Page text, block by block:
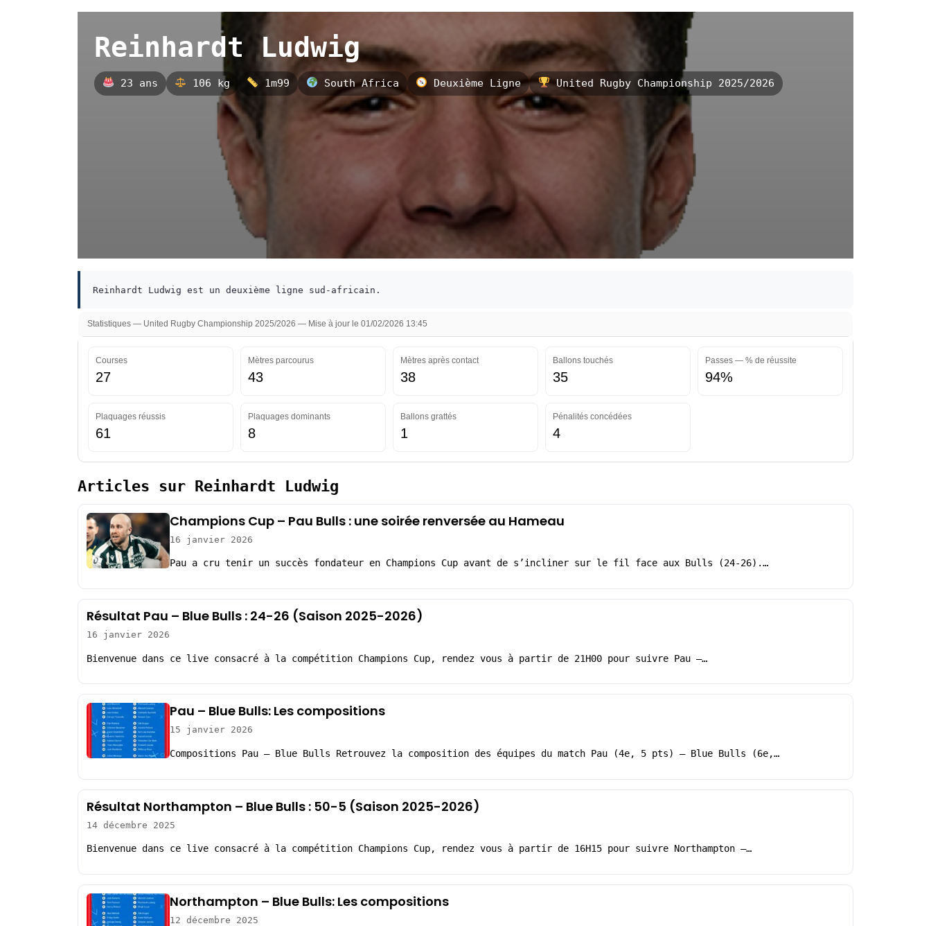
Reinhardt Ludwig
23 ans 106 kg 1m99 South Africa Deuxième Ligne United Rugby Championship 2025/2026
Reinhardt Ludwig est un deuxième ligne sud-africain.
Statistiques — United Rugby Championship 2025/2026 — Mise à jour le 01/02/2026 13:45
Courses
27
Mètres parcourus
43
Mètres après contact
38
Ballons touchés
35
Passes — % de réussite
94%
Plaquages réussis
61
Plaquages dominants
8
Ballons grattés
1
Pénalités concédées
4
Articles sur Reinhardt Ludwig
Champions Cup – Pau Bulls : une soirée renversée au Hameau
16 janvier 2026
Pau a cru tenir un succès fondateur en Champions Cup avant de s’incliner sur le fil face aux Bulls (24-26).…
Résultat Pau – Blue Bulls : 24-26 (Saison 2025-2026)
16 janvier 2026
Bienvenue dans ce live consacré à la compétition Champions Cup, rendez vous à partir de 21H00 pour suivre Pau –…
Pau – Blue Bulls: Les compositions
15 janvier 2026
Compositions Pau – Blue Bulls Retrouvez la composition des équipes du match Pau (4e, 5 pts) – Blue Bulls (6e,…
Résultat Northampton – Blue Bulls : 50-5 (Saison 2025-2026)
14 décembre 2025
Bienvenue dans ce live consacré à la compétition Champions Cup, rendez vous à partir de 16H15 pour suivre Northampton –…
Northampton – Blue Bulls: Les compositions
12 décembre 2025